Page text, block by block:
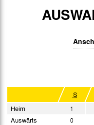
S
Heim
1
Auswärts 0